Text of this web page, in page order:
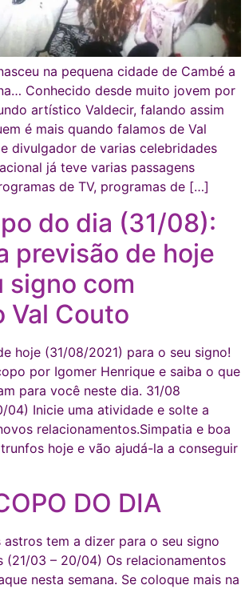
na pequena cidade de Cambé a
Conhecido desde muito jovem por
artístico Valdecir, falando assim
é mais quando falamos de Val
divulgador de varias celebridades
já teve varias passagens
de TV, programas de […]
do dia (31/08):
previsão de hoje
signo com
Val Couto
hoje (31/08/2021) para o seu signo!
por Igomer Henrique e saiba o que
para você neste dia. 31/08
04) Inicie uma atividade e solte a
relacionamentos.Simpatia e boa
hoje e vão ajudá-la a conseguir
DO DIA
tem a dizer para o seu signo
(21/03 – 20/04) Os relacionamentos
nesta semana. Se coloque mais na